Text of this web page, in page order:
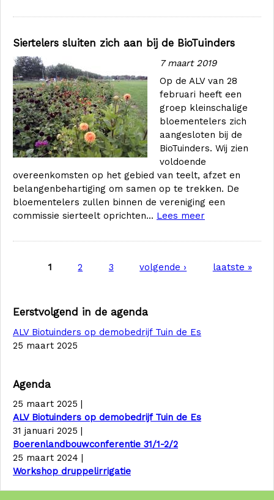
Siertelers sluiten zich aan bij de BioTuinders
7 maart 2019
Op de ALV van 28
februari heeft een
groep kleinschalige
bloementelers zich
aangesloten bij de
BioTuinders. Wij zien
voldoende
overeenkomsten op het gebied van teelt, afzet en
belangenbehartiging om samen op te trekken. De
bloementelers zullen binnen de vereniging een
commissie sierteelt oprichten... Lees meer
Pagina's
1 2 3 volgende › laatste »
Eerstvolgend in de agenda
ALV Biotuinders op demobedrijf Tuin de Es
25 maart 2025
Agenda
25 maart 2025 |
ALV Biotuinders op demobedrijf Tuin de Es
31 januari 2025 |
Boerenlandbouwconferentie 31/1-2/2
25 maart 2024 |
Workshop druppelirrigatie